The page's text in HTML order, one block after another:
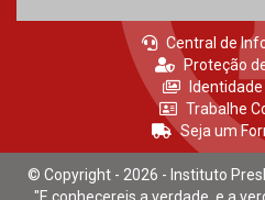
Central de
Proteção
Identidade
Trabalhe
Seja um
© Copyright - 2026 - Instituto